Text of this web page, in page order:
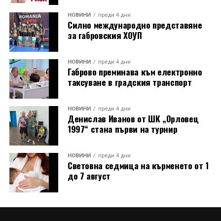
температурата и равномерното разпределяне на
жарта. Точно в 14:00 часа в пещта бяха поставени
тавите с вечерята, която по-късно бе споделена на
открито в нощния музей.
Лекционният модул от първия ден (31 юли)
предложи теоретична основа и дискусии,
свързващи историческото наследство със
съвременния начин на живот: Арх. Николай
Маринов и д-р инж. Петя Груева от сдружение
„Мещра“ откриха програмата с лекция за
принципите на отоплителните системи в
традиционната архитектура.
В следващ панел арх. Маринов представи и
съвременни алтернативи за отопление на дърва при
еднофамилни сгради.
НОВИНИ преди 4 дни
Силно международно представяне
за габровския ХОУП
НОВИНИ преди 4 дни
Габрово преминава към електронно
таксуване в градския транспорт
НОВИНИ преди 4 дни
Денислав Иванов от ШК „Орловец
1997“ стана първи на турнир
НОВИНИ преди 4 дни
Световна седмица на кърменето от 1
до 7 август